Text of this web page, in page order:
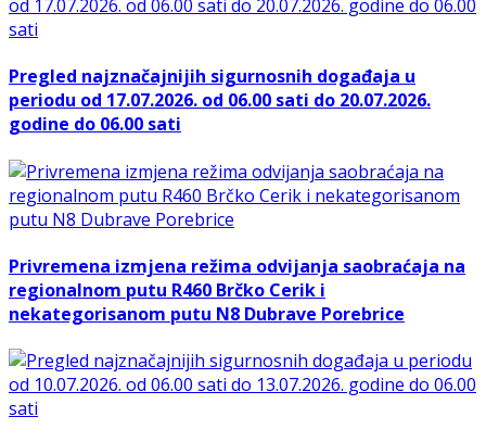
Pregled najznačajnijih sigurnosnih događaja u
periodu od 17.07.2026. od 06.00 sati do 20.07.2026.
godine do 06.00 sati
Privremena izmjena režima odvijanja saobraćaja na
regionalnom putu R460 Brčko Cerik i
nekategorisanom putu N8 Dubrave Porebrice